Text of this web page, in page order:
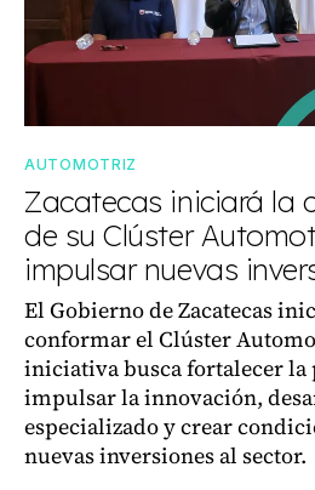
AUTOMOTRIZ
Zacatecas iniciará la
de su Clúster
impulsar nuevas
El Gobierno de Zacatecas
conformar el Clúster
iniciativa busca fortalecer
impulsar la innovación,
especializado y crear
nuevas inversiones al sector.